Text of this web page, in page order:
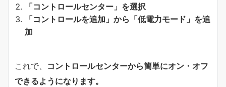
「コントロールセンター」を選択
「コントロールを追加」から「低電力モード」を追
加
これで、 コントロールセンターから簡単にオン・オフ
できるようになります。